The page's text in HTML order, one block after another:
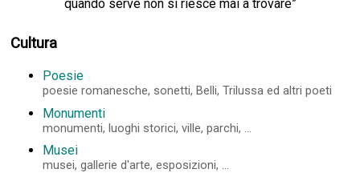
quando serve non si riesce mai a trovare”
Cultura
Poesie
poesie romanesche, sonetti, Belli, Trilussa ed altri poeti
Monumenti
monumenti, luoghi storici, ville, parchi, ...
Musei
musei, gallerie d'arte, esposizioni, ...